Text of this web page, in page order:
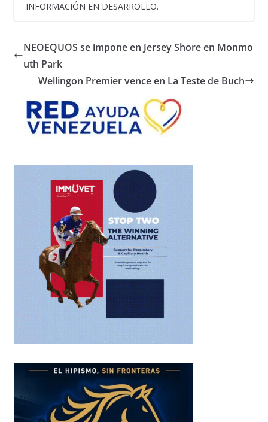
INFORMACIÓN EN DESARROLLO.
NEOEQUOS se impone en Jersey Shore en Monmo
uth Park
Wellingon Premier vence en La Teste de Buch